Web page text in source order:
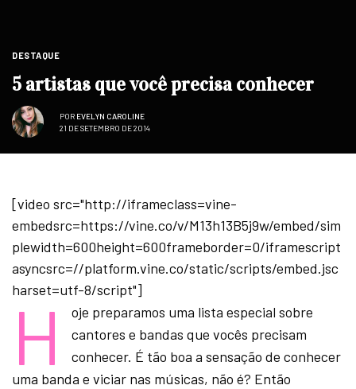
DESTAQUE
5 artistas que você precisa conhecer
POR EVELYN CAROLINE
21 DE SETEMBRO DE 2014
[video src="http://iframeclass=vine-
embedsrc=https://vine.co/v/M13h13B5j9w/embed/sim
plewidth=600height=600frameborder=0/iframescript
asyncsrc=//platform.vine.co/static/scripts/embed.jsc
harset=utf-8/script"]
H
oje preparamos uma lista especial sobre
cantores e bandas que vocês precisam
conhecer. É tão boa a sensação de conhecer
uma banda e viciar nas músicas, não é? Então